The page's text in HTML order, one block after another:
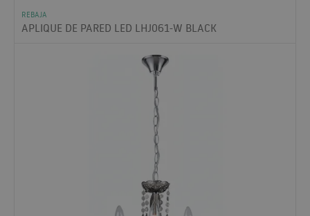
REBAJA
APLIQUE DE PARED LED LHJ061-W BLACK